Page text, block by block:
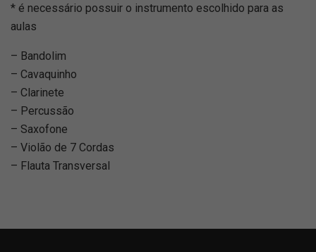
* é necessário possuir o instrumento escolhido para as
aulas
– Bandolim
– Cavaquinho
– Clarinete
– Percussão
– Saxofone
– Violão de 7 Cordas
– Flauta Transversal